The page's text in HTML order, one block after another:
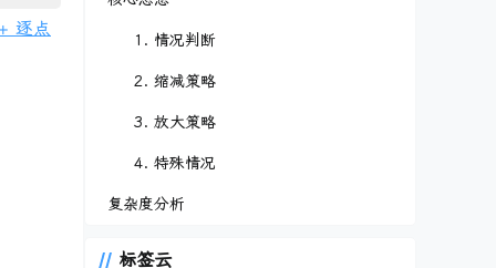
逐点
1. 情况判断
2. 缩减策略
3. 放大策略
4. 特殊情况
复杂度分析
标签云